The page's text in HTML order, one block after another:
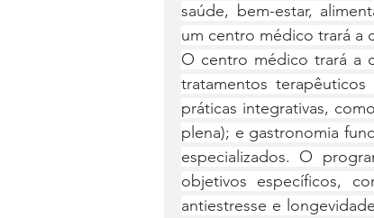
saúde, bem-estar,
um centro médico trará a
O centro médico trará a
tratamentos
práticas integrativas,
plena); e gastronomia
especializados. O
objetivos específicos,
antiestresse e